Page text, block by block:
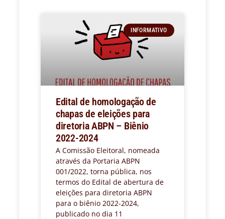
INFORMATIVO
Edital de homologação de
chapas de eleições para
diretoria ABPN – Biênio
2022-2024
A Comissão Eleitoral, nomeada
através da Portaria ABPN
001/2022, torna pública, nos
termos do Edital de abertura de
eleições para diretoria ABPN
para o biênio 2022-2024,
publicado no dia 11